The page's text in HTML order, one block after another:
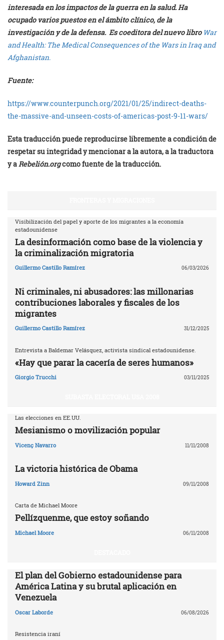
interesada en los impactos de la guerra en la salud. Ha
ocupado varios puestos en el ámbito clínico, de la
investigación y de la defensa. Es coeditora del nuevo libro War
and Health: The Medical Consequences of the Wars in Iraq and
Afghanistan.
Fuente:
https://www.counterpunch.org/2021/01/25/indirect-deaths-
the-massive-and-unseen-costs-of-americas-post-9-11-wars/
Esta traducción puede reproducirse libremente a condición de
respetar su integridad y mencionar a la autora, a la traductora
y aRebelión.orgcomo fuente de la traducción.
Visibilización del papel y aporte de los migrantes a la economía
estadounidense
La desinformación como base de la violencia y
la criminalización migratoria
Guillermo Castillo Ramírez 06/03/2026
Ni criminales, ni abusadores: las millonarias
contribuciones laborales y fiscales de los
migrantes
Guillermo Castillo Ramírez 31/12/2025
Entrevista a Baldemar Velásquez, activista sindical estadounidense.
«Hay que parar la cacería de seres humanos»
Giorgio Trucchi 03/11/2025
Las elecciones en EE.UU.
Mesianismo o movilización popular
Vicenç Navarro 11/11/2008
La victoria histórica de Obama
Howard Zinn 09/11/2008
Carta de Michael Moore
Pellízquenme, que estoy soñando
Michael Moore 06/11/2008
El plan del Gobierno estadounidense para
América Latina y su brutal aplicación en
Venezuela
Oscar Laborde 06/08/2026
Resistencia iraní